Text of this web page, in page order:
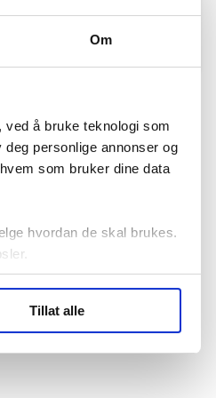
Om
ved å bruke teknologi som
personlige annonser og
som bruker dine data
hvordan de skal brukes.
(cookies) for å lære
statistikk.
Tillat alle